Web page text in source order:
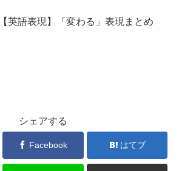
【英語表現】「変わる」表現まとめ
シェアする
Facebook はてブ